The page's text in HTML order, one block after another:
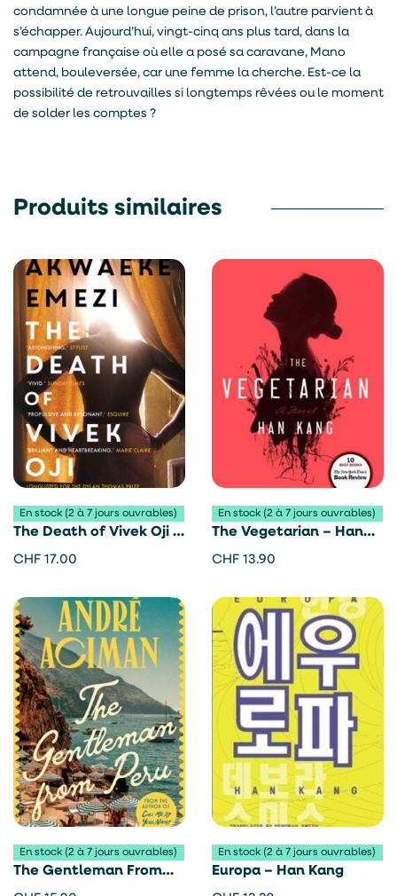
condamnée à une longue peine de prison, l’autre parvient à
s’échapper. Aujourd’hui, vingt-cinq ans plus tard, dans la
campagne française où elle a posé sa caravane, Mano
attend, bouleversée, car une femme la cherche. Est-ce la
possibilité de retrouvailles si longtemps rêvées ou le moment
de solder les comptes ?
Produits similaires
En stock (2 à 7 jours ouvrables)
The Death of Vivek Oji –
Akwaeke Emezi
CHF 17.00
En stock (2 à 7 jours ouvrables)
The Vegetarian – Han
Kang
CHF 13.90
En stock (2 à 7 jours ouvrables)
The Gentleman From
Peru – André Aciman
En stock (2 à 7 jours ouvrables)
Europa – Han Kang